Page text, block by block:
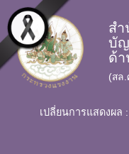
Skip to main content
สำ
บัญ
ด้า
(สล.
เปลี่ยนการแสดงผล :